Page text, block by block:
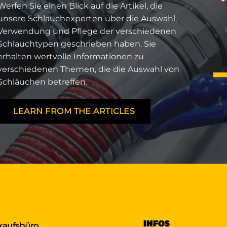
Sie einen Blick auf die Artikel, die
Schlauchexperten über die Auswahl,
und Pflege der verschiedenen
geschrieben haben. Sie
wertvolle Informationen zu
Themen, die die Auswahl von
betreffen.
LEARN FROM THE ARTICLES
INFOS